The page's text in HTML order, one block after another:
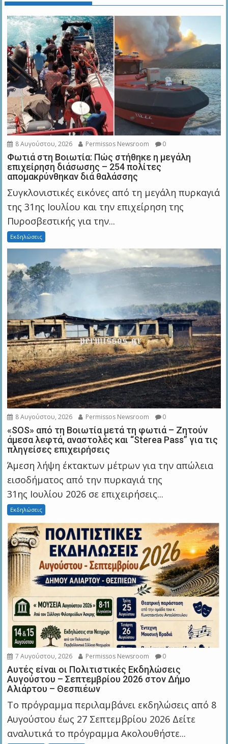
8 Αυγούστου, 2026 Permissos Newsroom 0
Φωτιά στη Βοιωτία: Πώς στήθηκε η μεγάλη
επιχείρηση διάσωσης – 254 πολίτες
απομακρύνθηκαν διά θαλάσσης
Συγκλονιστικές εικόνες από τη μεγάλη πυρκαγιά
της 31ης Ιουλίου και την επιχείρηση της
Πυροσβεστικής για την...
Εκδηλώσεις
8 Αυγούστου, 2026 Permissos Newsroom 0
«SOS» από τη Βοιωτία μετά τη φωτιά – Ζητούν
άμεσα λεφτά, αναστολές και “Sterea Pass” για τις
πληγείσες επιχειρήσεις
Άμεση λήψη έκτακτων μέτρων για την απώλεια
εισοδήματος από την πυρκαγιά της
31ης Ιουλίου 2026 σε επιχειρήσεις...
Εκδηλώσεις
7 Αυγούστου, 2026 Permissos Newsroom 0
Αυτές είναι οι Πολιτιστικές Εκδηλώσεις
Αυγούστου – Σεπτεμβρίου 2026 στον Δήμο
Αλιάρτου – Θεσπιέων
Το πρόγραμμα περιλαμβάνει εκδηλώσεις από 8
Αυγούστου έως 27 Σεπτεμβρίου 2026 Δείτε
αναλυτικά το πρόγραμμα Ακολουθήστε...